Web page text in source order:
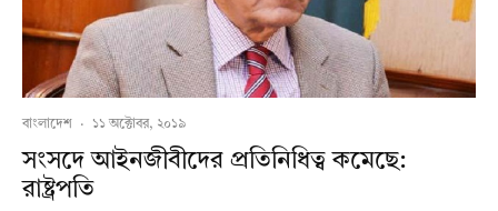
বাংলাদেশ · ১১ অক্টোবর, ২০১৯
সংসদে আইনজীবীদের প্রতিনিধিত্ব কমেছে:
রাষ্ট্রপতি